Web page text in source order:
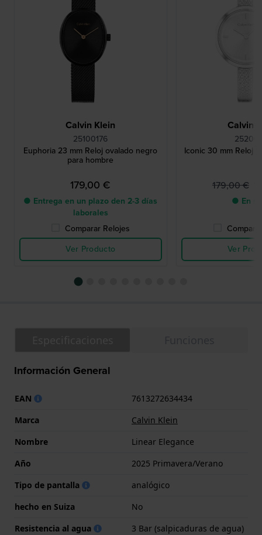
Calvin Klein
25100176
Euphoria 23 mm Reloj ovalado negro
para hombre
179,00 €
● Entrega en un plazo den 2-3 días
laborales
Comparar Relojes
Ver Producto
Calvin
Iconic 30 mm Reloj
179,00 €
● En
Ver
Información General
EAN
7613272634434
Marca
Calvin Klein
Nombre
Linear Elegance
Año
2025 Primavera/Verano
Tipo de pantalla
analógico
hecho en Suiza
No
Resistencia al agua
3 Bar (salpicaduras de agua)